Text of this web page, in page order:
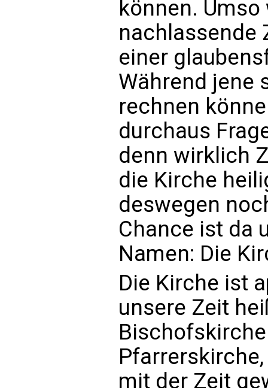
können.
nachlassende
einer
Während jene
rechnen
durchaus
denn wirklich
die Kirche
deswegen
Chance ist da
Namen: Die
Die Kirche ist
unsere Zeit
mit der Zeit